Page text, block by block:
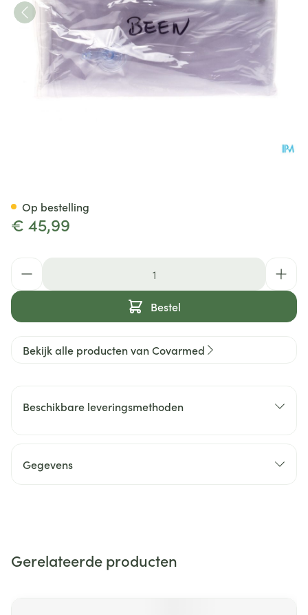
€ 45,99
Bestel
Op bestelling
Bekijk alle producten van Covarmed
Beschikbare leveringsmethoden
Gegevens
Gerelateerde producten